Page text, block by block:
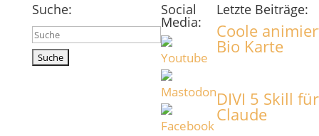
Suche:
Suchen
nach:
Social
Media:
Letzte Beiträge:
Coole
Bio Karte
DIVI 5 Skill für
Claude